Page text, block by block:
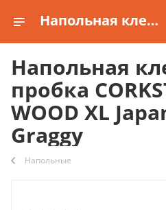
Напольная клеевая пробка CORKSTYLE WOOD XL Japanese Oak Graggy купить
Напольная
пробка
WOOD XL
Graggy
Напольные